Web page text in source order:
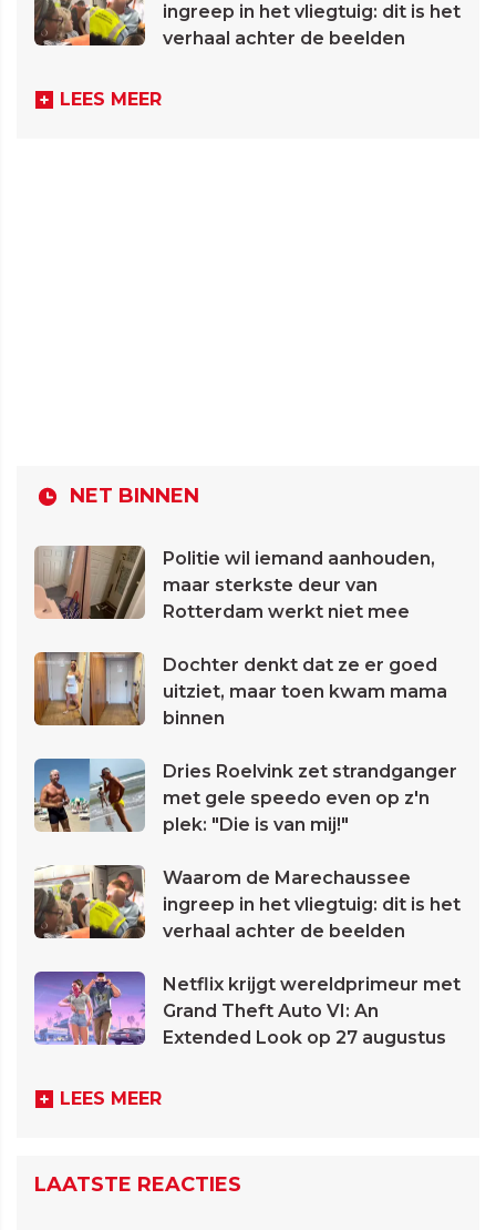
ingreep in het vliegtuig: dit is het
verhaal achter de beelden
LEES MEER
NET BINNEN
Politie wil iemand aanhouden,
maar sterkste deur van
Rotterdam werkt niet mee
Dochter denkt dat ze er goed
uitziet, maar toen kwam mama
binnen
Dries Roelvink zet strandganger
met gele speedo even op z'n
plek: "Die is van mij!"
Waarom de Marechaussee
ingreep in het vliegtuig: dit is het
verhaal achter de beelden
Netflix krijgt wereldprimeur met
Grand Theft Auto VI: An
Extended Look op 27 augustus
LEES MEER
LAATSTE REACTIES